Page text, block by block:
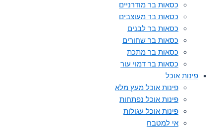
כסאות בר מודרניים
כסאות בר מעוצבים
כסאות בר לבנים
כסאות בר שחורים
כסאות בר מתכת
כסאות בר דמוי עור
פינות אוכל
פינות אוכל מעץ מלא
פינות אוכל נפתחות
פינות אוכל עגולות
אי למטבח